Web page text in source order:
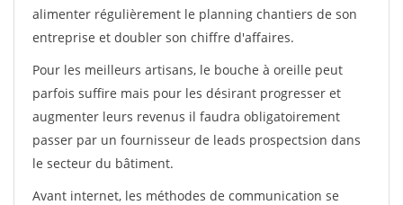
alimenter régulièrement le planning chantiers de son
entreprise et doubler son chiffre d'affaires.
Pour les meilleurs artisans, le bouche à oreille peut
parfois suffire mais pour les désirant progresser et
augmenter leurs revenus il faudra obligatoirement
passer par un fournisseur de leads prospectsion dans
le secteur du bâtiment.
Avant internet, les méthodes de communication se